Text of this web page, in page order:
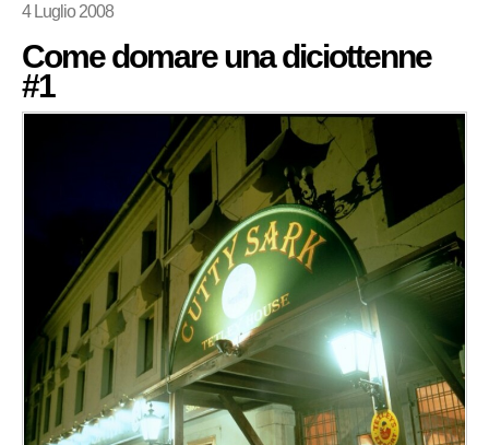
4 Luglio 2008
Come domare una diciottenne
#1